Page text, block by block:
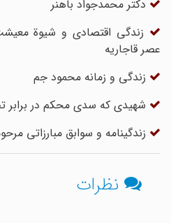
دکتر محمدجواد باهنر
زندگی اقتصادی و شیوة معیشت
عصر قاجاریه
زندگی و زمانه محمود جم
شهیدی که سدی محکم در برابر
زندگینامه و سوابق مبارزاتی
نظرات